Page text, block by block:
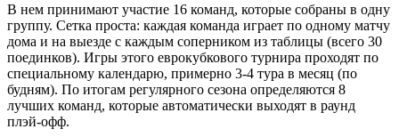
В нем принимают участие 16 команд, которые собраны в одну
группу. Сетка проста: каждая команда играет по одному матчу
дома и на выезде с каждым соперником из таблицы (всего 30
поединков). Игры этого еврокубкового турнира проходят по
специальному календарю, примерно 3-4 тура в месяц (по
будням). По итогам регулярного сезона определяются 8
лучших команд, которые автоматически выходят в раунд
плэй-офф.